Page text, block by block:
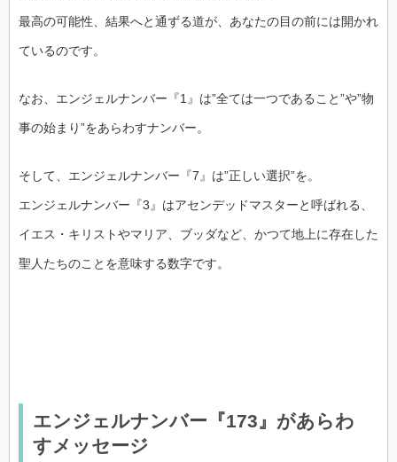
最高の可能性、結果へと通ずる道が、あなたの目の前には開かれ
ているのです。
なお、エンジェルナンバー『1』は”全ては一つであること”や”物
事の始まり”をあらわすナンバー。
そして、エンジェルナンバー『7』は”正しい選択”を。
エンジェルナンバー『3』はアセンデッドマスターと呼ばれる、
イエス・キリストやマリア、ブッダなど、かつて地上に存在した
聖人たちのことを意味する数字です。
エンジェルナンバー『173』があらわ
すメッセージ